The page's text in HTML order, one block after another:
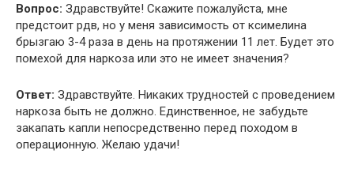
Вопрос: Здравствуйте! Скажите пожалуйста, мне
предстоит рдв, но у меня зависимость от ксимелина
брызгаю 3-4 раза в день на протяжении 11 лет. Будет это
помехой для наркоза или это не имеет значения?
Ответ: Здравствуйте. Никаких трудностей с проведением
наркоза быть не должно. Единственное, не забудьте
закапать капли непосредственно перед походом в
операционную. Желаю удачи!